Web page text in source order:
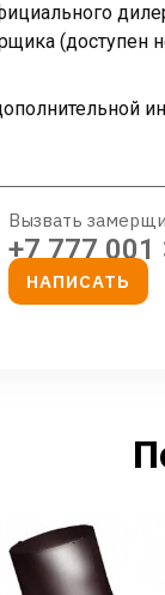
(доступен
Вызвать
+7 777 001
НАПИСАТЬ